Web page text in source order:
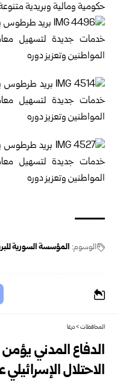
حكومية ومالية وبريدية
الوسوم:المؤسسة السورية
المحافظات>درعا
الدفاع المدني يؤمن
الاحتلال